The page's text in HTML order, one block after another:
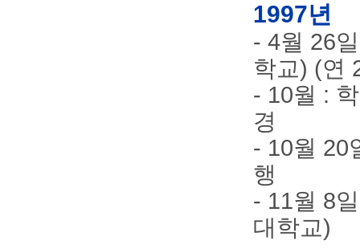
1997년
- 4월 26
학교) (연
- 10월 :
경
- 10월 20
행
- 11월 8
대학교)